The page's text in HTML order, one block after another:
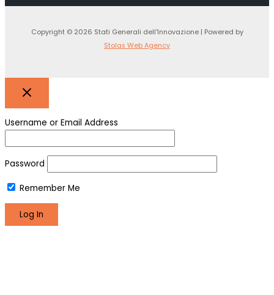
Copyright © 2026 Stati Generali dell'Innovazione | Powered by
Stolas Web Agency
Username or Email Address
Password
Remember Me